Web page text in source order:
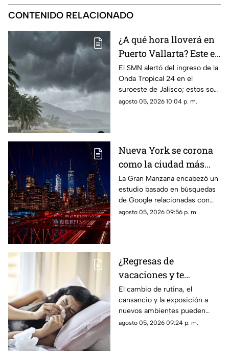
CONTENIDO RELACIONADO
¿A qué hora lloverá en
Puerto Vallarta? Este es
el pronóstico del clima
para este 6 de agosto
El SMN alertó del ingreso de la
Onda Tropical 24 en el
suroeste de Jalisco; estos son
los cambios en el clima
agosto 05, 2026 10:04 p. m.
Nueva York se corona
como la ciudad más
romántica de Estados
Unidos
La Gran Manzana encabezó un
estudio basado en búsquedas
de Google relacionadas con
citas, restaurantes, propuestas
agosto 05, 2026 09:56 p. m.
¿Regresas de
vacaciones y te
enfermas? Estas son
las razones
El cambio de rutina, el
cansancio y la exposición a
nuevos ambientes pueden
afectar al organismo justo al
agosto 05, 2026 09:24 p. m.